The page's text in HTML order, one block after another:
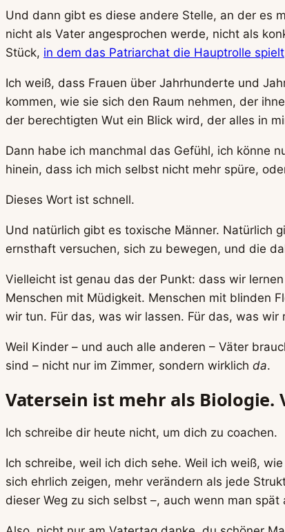
Und dann gibt es diese andere Stelle, an der es
nicht als Vater angesprochen werde, nicht als
Stück, in dem das Patriarchat die Hauptrolle spielt
Ich weiß, dass Frauen über Jahrhunderte und
kommen, wie sie sich den Raum nehmen, der
der berechtigten Wut ein Blick wird, der alles in
Dann habe ich manchmal das Gefühl, ich könne
hinein, dass ich mich selbst nicht mehr spüre,
Dieses Wort ist schnell.
Und natürlich gibt es toxische Männer. Natürlich
ernsthaft versuchen, sich zu bewegen, und die
Vielleicht ist genau das der Punkt: dass wir
Menschen mit Müdigkeit. Menschen mit blinden
wir tun. Für das, was wir lassen. Für das, was wir
Weil Kinder – und auch alle anderen – Väter
sind – nicht nur im Zimmer, sondern wirklich da.
Vatersein ist mehr als Biologie.
Ich schreibe dir heute nicht, um dich zu coachen.
Ich schreibe, weil ich dich sehe. Weil ich weiß,
sich ehrlich zeigen, mehr verändern als jede
dieser Weg zu sich selbst –, auch wenn man